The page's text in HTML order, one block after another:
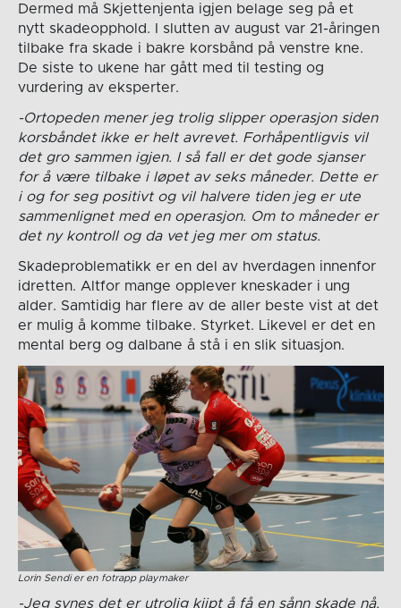
Dermed må Skjettenjenta igjen belage seg på et
nytt skadeopphold. I slutten av august var 21-åringen
tilbake fra skade i bakre korsbånd på venstre kne.
De siste to ukene har gått med til testing og
vurdering av eksperter.
-Ortopeden mener jeg trolig slipper operasjon siden
korsbåndet ikke er helt avrevet. Forhåpentligvis vil
det gro sammen igjen. I så fall er det gode sjanser
for å være tilbake i løpet av seks måneder. Dette er
i og for seg positivt og vil halvere tiden jeg er ute
sammenlignet med en operasjon. Om to måneder er
det ny kontroll og da vet jeg mer om status.
Skadeproblematikk er en del av hverdagen innenfor
idretten. Altfor mange opplever kneskader i ung
alder. Samtidig har flere av de aller beste vist at det
er mulig å komme tilbake. Styrket. Likevel er det en
mental berg og dalbane å stå i en slik situasjon.
Lorin Sendi er en fotrapp playmaker
-Jeg synes det er utrolig kjipt å få en sånn skade nå.